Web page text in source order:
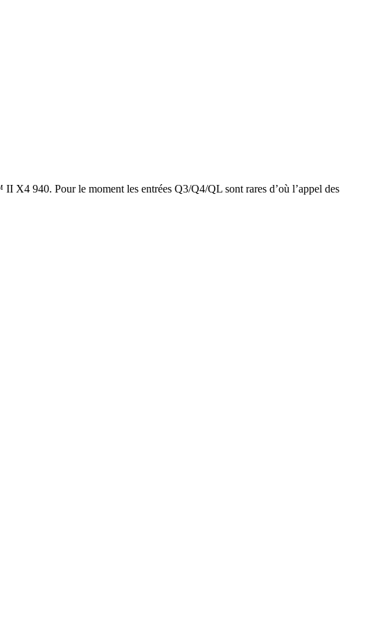
X4 940. Pour le moment les entrées Q3/Q4/QL sont rares d’où l’appel des